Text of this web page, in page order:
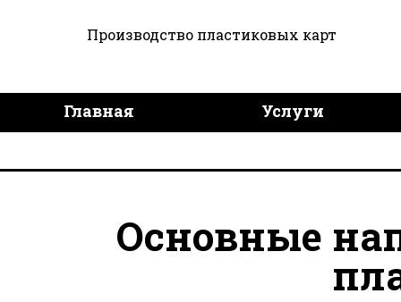
Производство пластиковых карт
Главная
Услуги
Основные